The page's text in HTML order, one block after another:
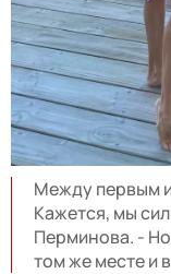
Между первым
Кажется, мы
Перминова. -
том же месте и